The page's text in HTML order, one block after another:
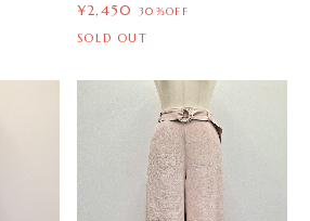
¥2,450 30%OFF
SOLD OUT